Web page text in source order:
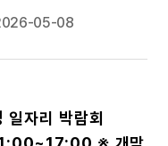
2026-05-08
자리 박람회